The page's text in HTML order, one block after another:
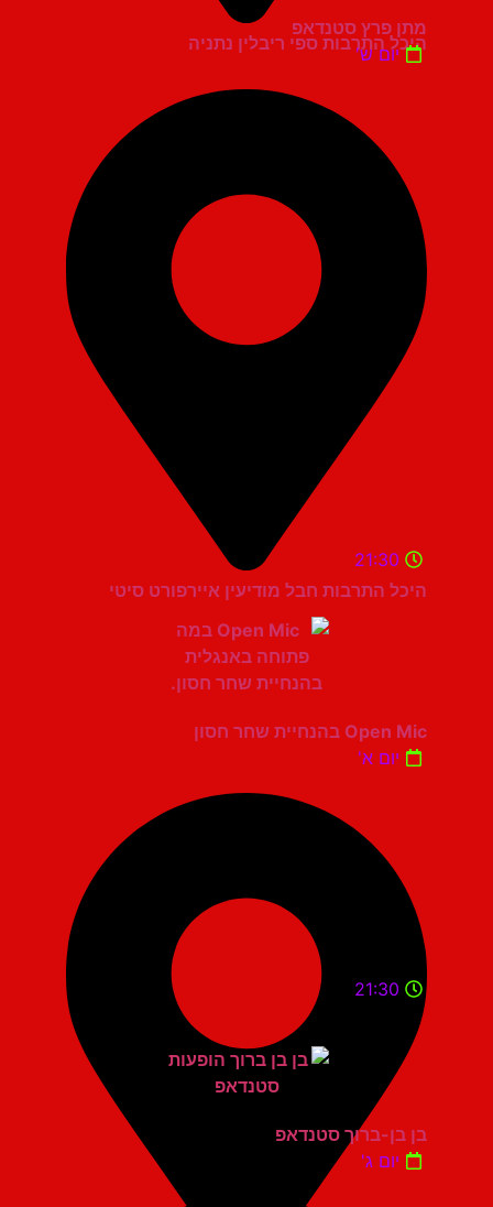
היכל התרבות ספי ריבלין נתניה
מתן פרץ סטנדאפ
יום ש'
היכל התרבות חבל מודיעין איירפורט סיטי
21:30
Open Mic בהנחיית שחר חסון
יום א'
21:30
בן בן-ברוך סטנדאפ
יום ג'